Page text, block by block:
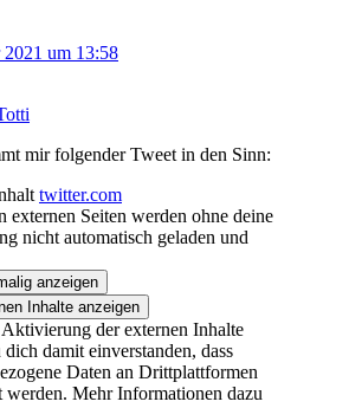
2021 um 13:58
mir folgender Tweet in den Sinn:
twitter.com
externen Seiten werden ohne deine
nicht automatisch geladen und
anzeigen
Inhalte anzeigen
der externen Inhalte
dich damit einverstanden, dass
Daten an Drittplattformen
werden. Mehr Informationen dazu